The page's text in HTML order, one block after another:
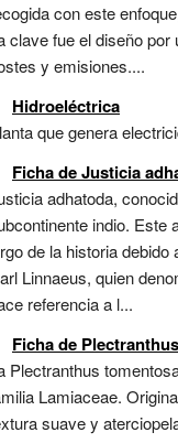
con este
clave fue el diseño
y emisiones....
Hidroeléctrica
que genera
Ficha de Justicia
adhatoda,
indio. Este
de la historia
Linnaeus, quien
referencia a l...
Ficha de
Plectranthus
Lamiaceae.
suave y